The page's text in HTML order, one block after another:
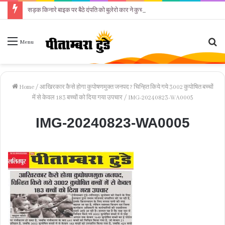
सड़क किनारे बाइक पर बैठे दंपति को बुलेरो कार ने कुचला
Menu
Home / आखिरकार कैसे होगा कुपोषणमुक्त जनपद? चिन्हित किये गये 3002 कुपोषित बच्चों
में से केवल 183 बच्चों को दिया गया उपचार / IMG-20240823-WA0005
IMG-20240823-WA0005